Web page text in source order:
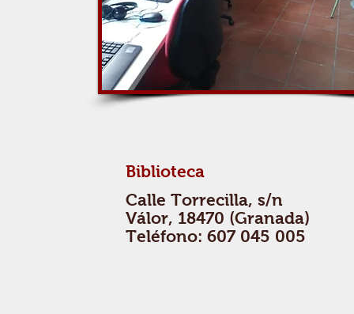
Biblioteca
Calle Torrecilla, s/n
Válor, 18470 (Granada)
Teléfono: 607 045 005